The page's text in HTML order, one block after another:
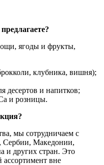
ягоды и фрукты,
клубника, вишня);
десертов и напитков;
и розницы.
мы сотрудничаем с
Сербии, Македонии,
и других стран. Это
ассортимент вне